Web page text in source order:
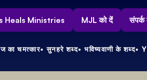
Heals Ministries MJL को दें
का चमत्कार• सुनहरे शब्द• भविष्यवाणी के शब्द•